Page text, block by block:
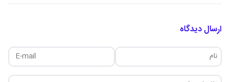
ارسال دیدگاه